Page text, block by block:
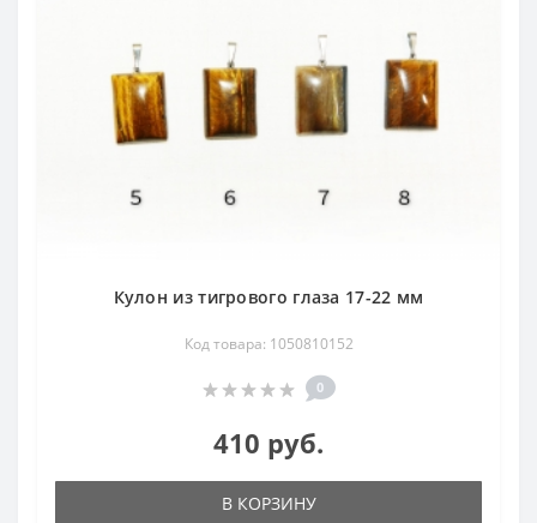
Кулон из тигрового глаза 17-22 мм
Код товара: 1050810152
0
410 руб.
В КОРЗИНУ